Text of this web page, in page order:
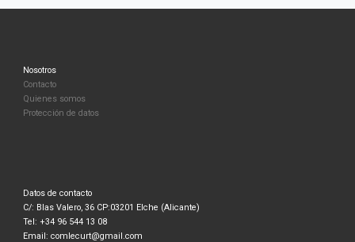
Nosotros
Contacto
Quienes somos
Protección de datos
Datos de contacto
C/: Blas Valero, 36 CP:03201 Elche (Alicante)
Tel: +34 96 544 13 08
Email: comlecurt@gmail.com